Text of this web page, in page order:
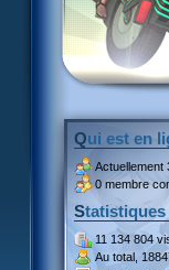
Qui est en
Actuellement
0 membre
Statistiques
11 134 804
Au total,